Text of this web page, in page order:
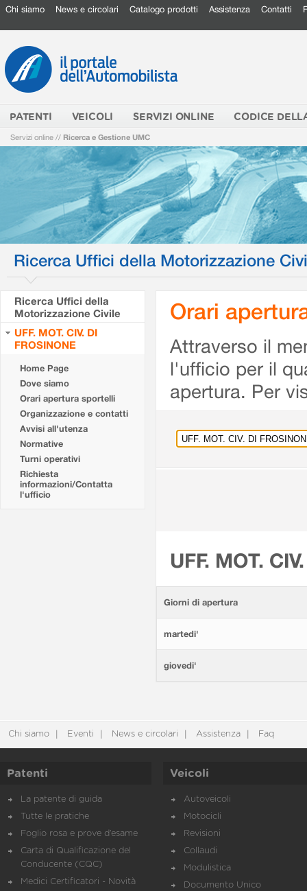
Chi siamo News e circolari Catalogo prodotti Assistenza Contatti
PATENTI VEICOLI SERVIZI ONLINE CODICE
Servizi online // Ricerca e Gestione UMC
Ricerca Uffici della Motorizzazione
Ricerca Uffici della
Motorizzazione Civile
UFF. MOT. CIV. DI
FROSINONE
Home Page
Dove siamo
Orari apertura sportelli
Organizzazione e contatti
Avvisi all'utenza
Normative
Turni operativi
Richiesta
informazioni/Contatta
l'ufficio
Orari
Attraverso il
l'ufficio per il
apertura. Per
UFF. MOT.
Giorni di apertura
martedi'
giovedi'
Chi siamo Eventi News e circolari Assistenza Faq
Patenti
La patente di guida
Tutte le pratiche
Foglio rosa e prove d’esame
Carta di Qualificazione del
Conducente (CQC)
Medici Certificatori - Novità
Veicoli
Autoveicoli
Motocicli
Revisioni
Collaudi
Modulistica
Documento Unico